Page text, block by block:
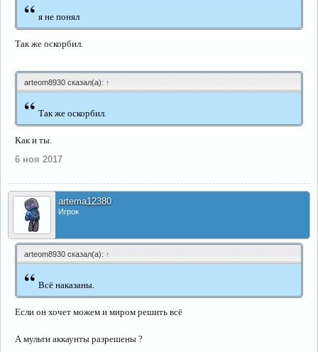
“ я не понял
Так же оскорбил.
arteom8930 сказал(а): ↑
“ Так же оскорбил.
Как и ты.
6 ноя 2017
artema12380
Игрок
arteom8930 сказал(а): ↑
“ Всё наказаны.
Если он хочет можем и миром решить всё
А мульти аккаунты разрешены ?